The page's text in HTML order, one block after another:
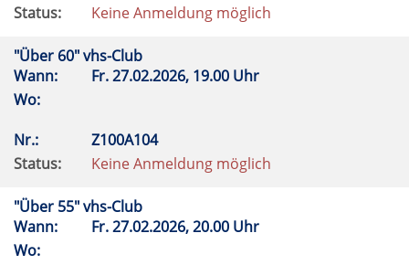
Status:
Keine Anmeldung möglich
"Über 60" vhs-Club
Wann:
Fr.27.02.2026, 19.00 Uhr
Wo:
Nr.:
Z100A104
Status:
Keine Anmeldung möglich
"Über 55" vhs-Club
Wann:
Fr.27.02.2026, 20.00 Uhr
Wo: